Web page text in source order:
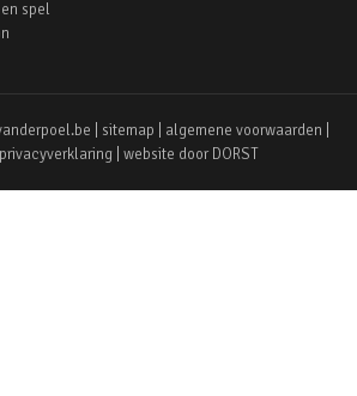
spel
| sitemap algemene voorwaarden
privacyverklaring | website door DORST